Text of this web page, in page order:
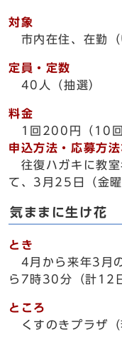
対象
市内在住、在勤（
定員・定数
40人（抽選）
料金
1回200円（10回
申込方法・応募方
往復ハガキに教室
て、3月25日（金
気ままに生け花
とき
4月から来年3月
ら7時30分（計12
ところ
くすのきプラザ（